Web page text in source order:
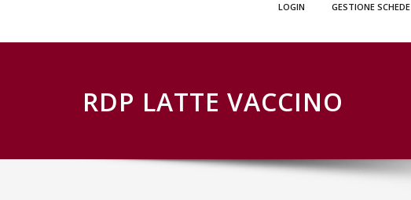
LOGIN GESTIONE SCHEDE
RDP LATTE VACCINO